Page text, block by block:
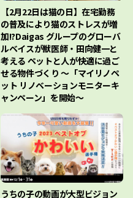
【2月22日は猫の日】在宅勤務
の普及により猫のストレスが増
加!?Daigas グループのグローバ
ルベイスが獣医師・田向健一と
考える ペットと人が快適に過ご
せる物件づくり 〜「マイリノペ
ット リノベーションモニターキ
ャンペーン」を開始〜
うちの子の動画が大型ビジョン